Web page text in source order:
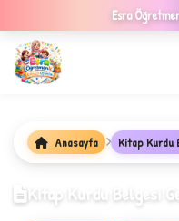
Esra
Anasayfa Kitap
Kitap Kurdu Belgesi